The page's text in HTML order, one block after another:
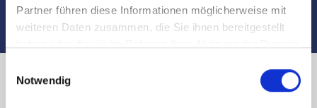
Partner führen diese Informationen möglicherweise mit
weiteren Daten zusammen, die Sie ihnen bereitgestellt
Notwendig